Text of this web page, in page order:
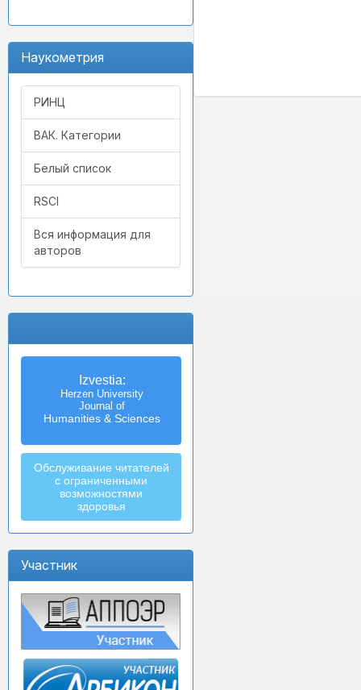
Наукометрия
РИНЦ
ВАК. Категории
Белый список
RSCI
Вся информация для
авторов
Izvestia:
Herzen University
Journal of
Humanities & Sciences
Обслуживание читателей
с ограниченными
возможностями
здоровья
Участник